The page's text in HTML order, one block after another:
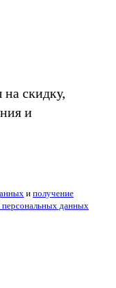
скидку,
и
и получение
персональных данных